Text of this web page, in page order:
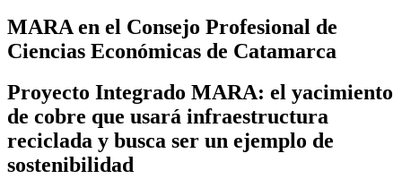
MARA en el Consejo Profesional de
Ciencias Económicas de Catamarca
Proyecto Integrado MARA: el yacimiento
de cobre que usará infraestructura
reciclada y busca ser un ejemplo de
sostenibilidad